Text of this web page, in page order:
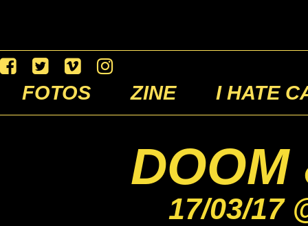
FOTOS ZINE I HATE
DOOM
17/03/17